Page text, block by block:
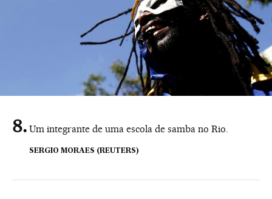
Um integrante de uma escola de samba no Rio.
SERGIO MORAES (REUTERS)